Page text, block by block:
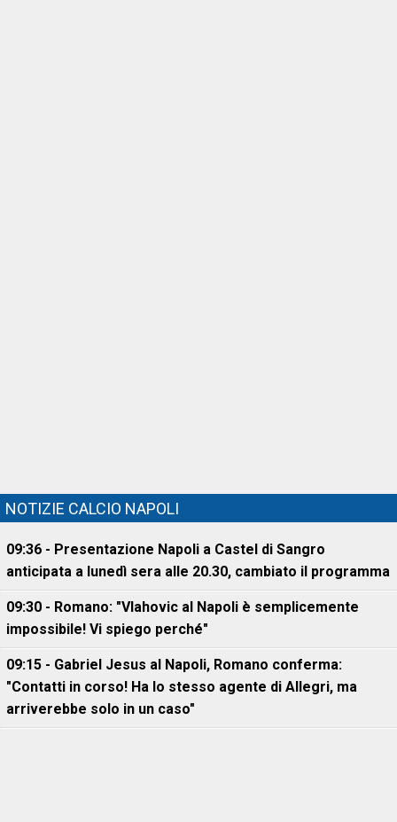
NOTIZIE CALCIO NAPOLI
09:36 - Presentazione Napoli a Castel di Sangro
anticipata a lunedì sera alle 20.30, cambiato il programma
09:30 - Romano: "Vlahovic al Napoli è semplicemente
impossibile! Vi spiego perché"
09:15 - Gabriel Jesus al Napoli, Romano conferma:
"Contatti in corso! Ha lo stesso agente di Allegri, ma
arriverebbe solo in un caso"